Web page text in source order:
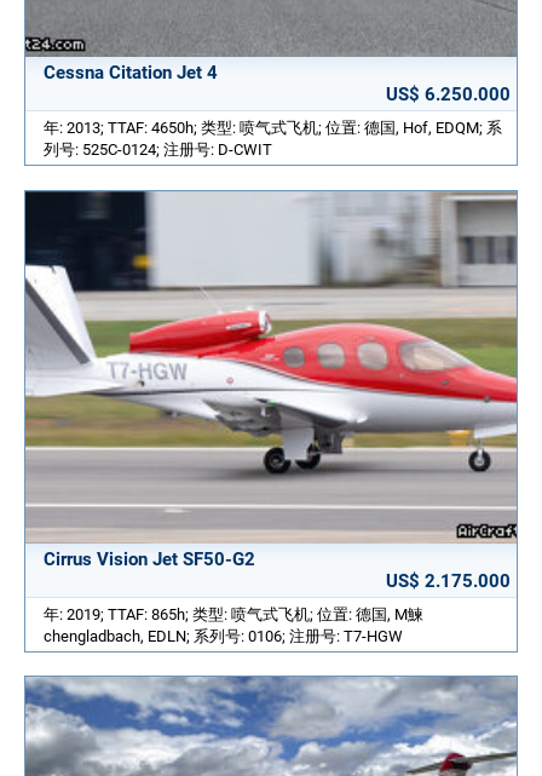
Cessna Citation Jet 4
US$ 6.250.000
年: 2013; TTAF: 4650h; 类型: 喷气式飞机; 位置: 德国, Hof, EDQM; 系
列号: 525C-0124; 注册号: D-CWIT
Cirrus Vision Jet SF50-G2
US$ 2.175.000
年: 2019; TTAF: 865h; 类型: 喷气式飞机; 位置: 德国, M鰊
chengladbach, EDLN; 系列号: 0106; 注册号: T7-HGW